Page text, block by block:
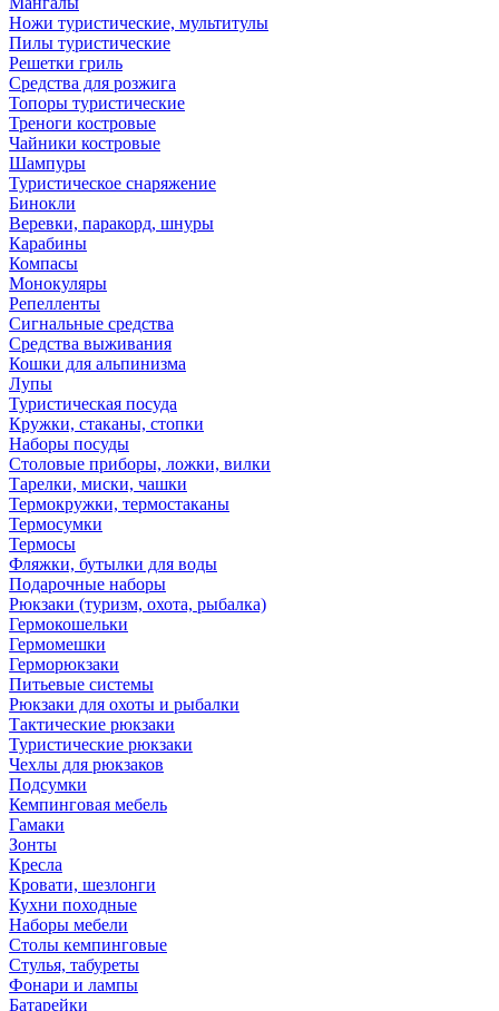
Ножи туристические, мультитулы
Пилы туристические
Решетки гриль
Средства для розжига
Топоры туристические
Треноги костровые
Чайники костровые
Шампуры
Туристическое снаряжение
Бинокли
Веревки, паракорд, шнуры
Карабины
Компасы
Монокуляры
Репелленты
Сигнальные средства
Средства выживания
Кошки для альпинизма
Лупы
Туристическая посуда
Кружки, стаканы, стопки
Наборы посуды
Столовые приборы, ложки, вилки
Тарелки, миски, чашки
Термокружки, термостаканы
Термосумки
Термосы
Фляжки, бутылки для воды
Подарочные наборы
Рюкзаки (туризм, охота, рыбалка)
Гермокошельки
Гермомешки
Герморюкзаки
Питьевые системы
Рюкзаки для охоты и рыбалки
Тактические рюкзаки
Туристические рюкзаки
Чехлы для рюкзаков
Подсумки
Кемпинговая мебель
Гамаки
Зонты
Кресла
Кровати, шезлонги
Кухни походные
Наборы мебели
Столы кемпинговые
Стулья, табуреты
Фонари и лампы
Батарейки